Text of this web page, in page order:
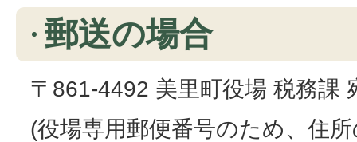
郵送の場合
〒861-4492 美里町役場 税務課
(役場専用郵便番号のため、住